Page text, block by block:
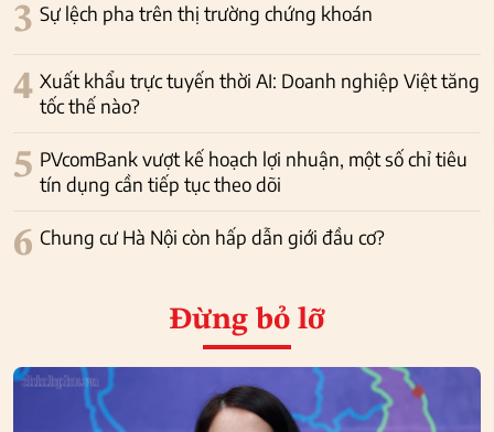
3 Sự lệch pha trên thị trường chứng khoán
4 Xuất khẩu trực tuyến thời AI: Doanh nghiệp Việt tăng
tốc thế nào?
5 PVcomBank vượt kế hoạch lợi nhuận, một số chỉ tiêu
tín dụng cần tiếp tục theo dõi
6 Chung cư Hà Nội còn hấp dẫn giới đầu cơ?
Đừng bỏ lỡ